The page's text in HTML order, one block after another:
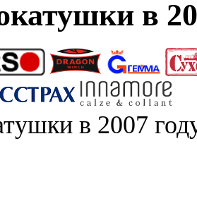
в
в 2007